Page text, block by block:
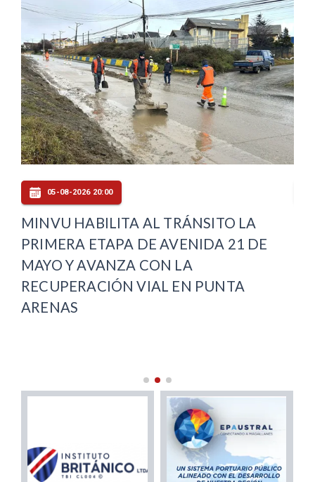
05-08-2026 20:00
MINVU HABILITA AL TRÁNSITO LA
PRIMERA ETAPA DE AVENIDA 21 DE
MAYO Y AVANZA CON LA
RECUPERACIÓN VIAL EN PUNTA
ARENAS